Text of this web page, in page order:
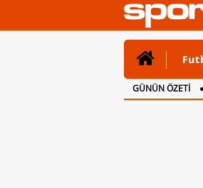
GÜNÜN ÖZETİ
CANLI ANLATIM